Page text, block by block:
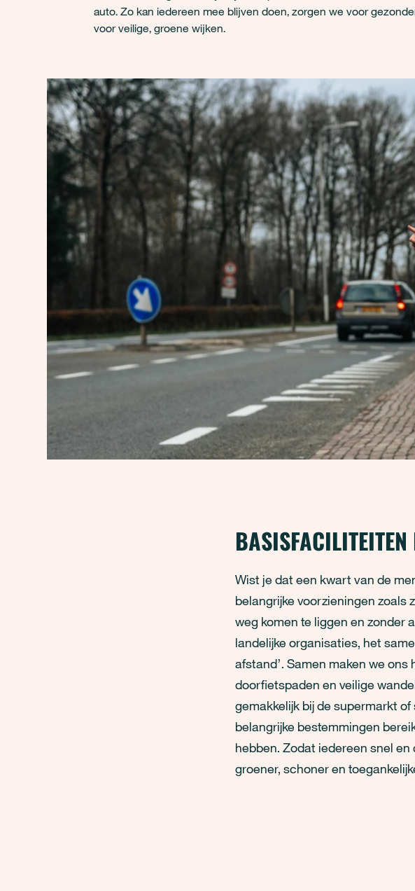
auto. Zo kan iedereen mee blijven doen, zorgen we voor
voor veilige, groene wijken.
Wist je dat een kwart van de
belangrijke voorzieningen zoals
weg komen te liggen en zonder
landelijke organisaties, het
afstand’. Samen maken we
doorfietspaden en veilige
gemakkelijk bij de supermarkt
belangrijke bestemmingen
hebben. Zodat iedereen snel
groener, schoner en